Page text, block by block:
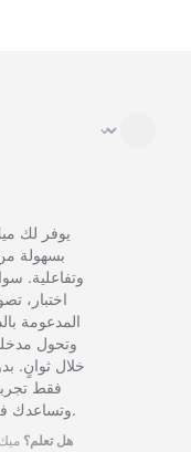
⌄
يوفر لك
بسهولة
وتفاعلية.
اختبار،
المدعومة
وتحول
خلال ثوانٍ.
فقط
وتساعدك في جمع التحليلات بشكل أسرع.
💡 هل تعلم؟